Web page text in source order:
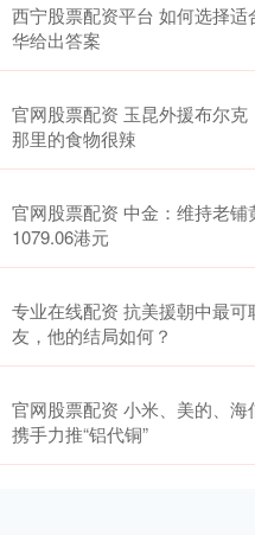
西宁股票配资平台 如何选择
华给出答案
官网股票配资 玉昆外援布尔克
那里的食物很辣
官网股票配资 中金：维持老铺
1079.06港元
专业在线配资 抗美援朝中最
友，他的结局如何？
官网股票配资 小米、美的、海
携手力推“铝代铜”